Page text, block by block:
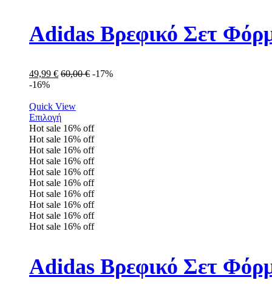
Adidas Βρεφικό Σετ
49,99 € 60,00€ -17%
-16%
Quick View
Επιλογή
Hot sale 16% off
Hot sale 16% off
Hot sale 16% off
Hot sale 16% off
Hot sale 16% off
Hot sale 16% off
Hot sale 16% off
Hot sale 16% off
Hot sale 16% off
Hot sale 16% off
Adidas Βρεφικό Σετ